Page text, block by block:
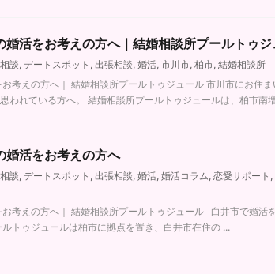
婚活をお考えの方へ｜結婚相談所プールトゥジ
談, デートスポット , 出張相談, 婚活, 市川市, 柏市, 結婚相談所
考えの方へ｜ 結婚相談所プールトゥジュール 市川市にお住ま
われている方へ。 結婚相談所プールトゥジュールは、柏市南
婚活をお考えの方へ
談, デートスポット , 出張相談, 婚活, 婚活コラム, 恋愛サポート ,
考えの方へ｜ 結婚相談所プールトゥジュール 白井市で婚活
トゥジュールは柏市に拠点を置き、白井市在住の ...